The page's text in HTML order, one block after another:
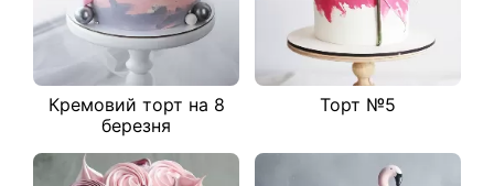
Кремовий торт на 8
березня
Торт №5